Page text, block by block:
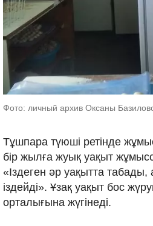
Фото: личный архив Оксаны
Тұшпара түюші ретінде
бір жылға жуық уақыт
«Іздеген әр уақытта табады,
іздейді». Ұзақ уақыт бос
орталығына жүгінеді.